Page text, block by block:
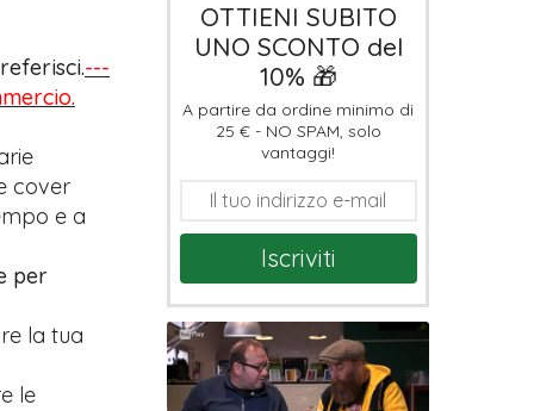
---
cover
e a
per
la tua
le
OTTIENI SUBITO
UNO SCONTO del
10% 🎁
A partire da ordine minimo di
25 € - NO SPAM, solo
vantaggi!
Iscriviti